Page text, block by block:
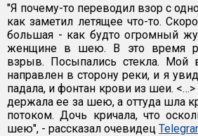
"Я почему-то переводил взор с
как заметил летящее что-то.
большая - как будто огромный
женщине в шею. В это время
взрыв. Посыпались стекла. Мой
направлен в сторону реки, и я
падала, и фонтан крови из шеи.
держала ее за шею, а оттуда шла
потоком. Дочь кричала, что
шею", - рассказал очевидец